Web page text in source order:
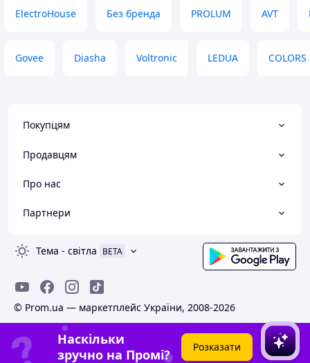
ElectroHouse Без бренда PROLUM AVT
Govee Diasha Voltronic LEDUA COLORS
Покупцям
Продавцям
Про нас
Партнери
Тема - світла BETA
© Prom.ua — маркетплейс України, 2008-2026
Наскільки
зручно на Промі?
Розказати